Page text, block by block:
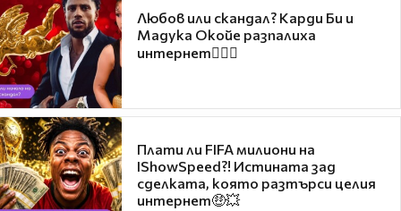
Любов или скандал? Карди Би и
Мадука Окойе разпалиха
интернет❤️‍🔥🔥
Плати ли FIFA милиони на
IShowSpeed?! Истината зад
сделката, която разтърси целия
интернет🤑💥